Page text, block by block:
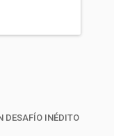
DESAFÍO INÉDITO